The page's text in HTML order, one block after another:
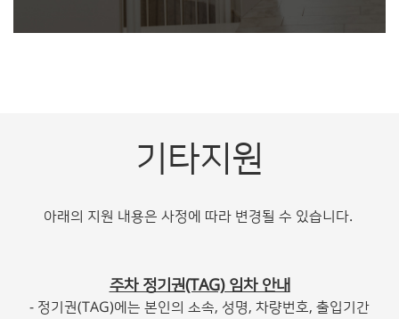
기타지원
아래의 지원 내용은 사정에 따라 변경될 수 있습니다.
주차 정기권(TAG) 임차 안내
- 정기권(TAG)에는 본인의 소속, 성명, 차량번호, 출입기간